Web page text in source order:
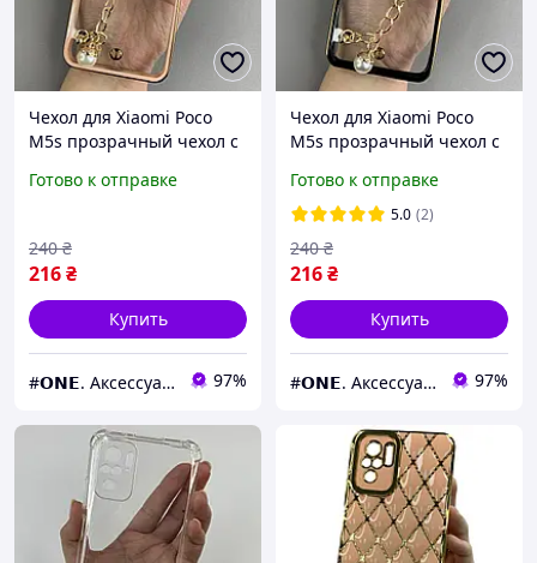
Чехол для Xiaomi Poco
M5s прозрачный чехол с
сяоми поко м5с пудровый
Готово к отправке
216₴
240 ₴
Купить
#𝗢𝗡𝗘. Аксессуары к смартфонам 97%
Чехол для Xiaomi Poco
M5s прозрачный чехол с
сяоми поко м5с черный
l0o
Готово к отправке
5.0 (2)
216₴
240 ₴
Купить
#𝗢𝗡𝗘. Аксессуары к смартфонам 97%